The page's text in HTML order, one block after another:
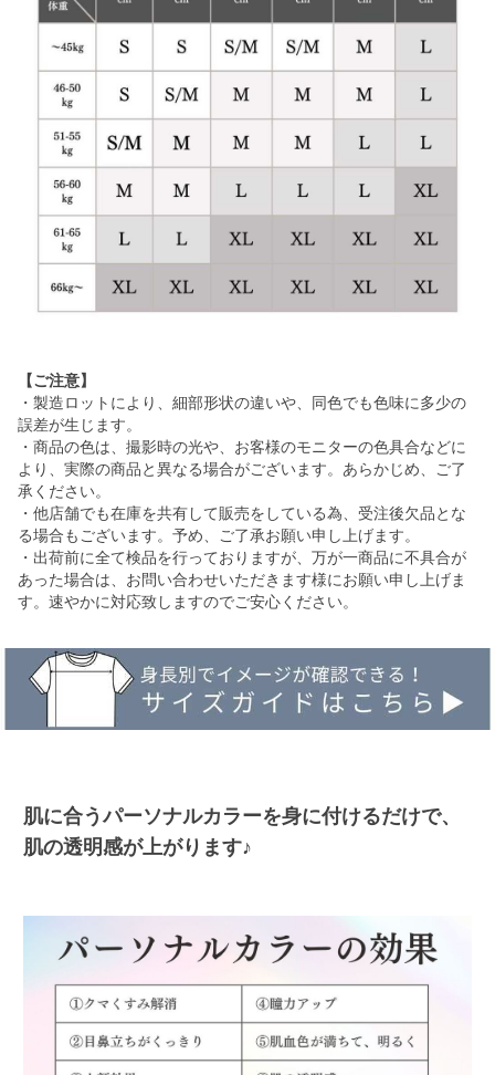
【ご注意】
・製造ロットにより、細部形状の違いや、同色でも色味に多少の
誤差が生じます。
・商品の色は、撮影時の光や、お客様のモニターの色具合などに
より、実際の商品と異なる場合がございます。あらかじめ、ご了
承ください。
・他店舗でも在庫を共有して販売をしている為、受注後欠品とな
る場合もございます。予め、ご了承お願い申し上げます。
・出荷前に全て検品を行っておりますが、万が一商品に不具合が
あった場合は、お問い合わせいただきます様にお願い申し上げま
す。速やかに対応致しますのでご安心ください。
肌に合うパーソナルカラーを身に付けるだけで、
肌の透明感が上がります♪